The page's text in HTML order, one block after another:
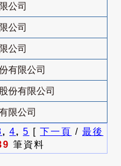
公司
公司
公司
有限公司
份有限公司
限公司
, 4, 5 [ 下一頁 / 最後
筆資料